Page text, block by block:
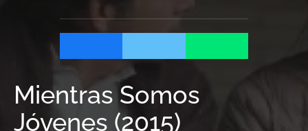
Mientras Somos
Jóvenes (2015)